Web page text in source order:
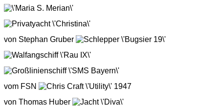
von Stephan Gruber
vom FSN
von Thomas Huber